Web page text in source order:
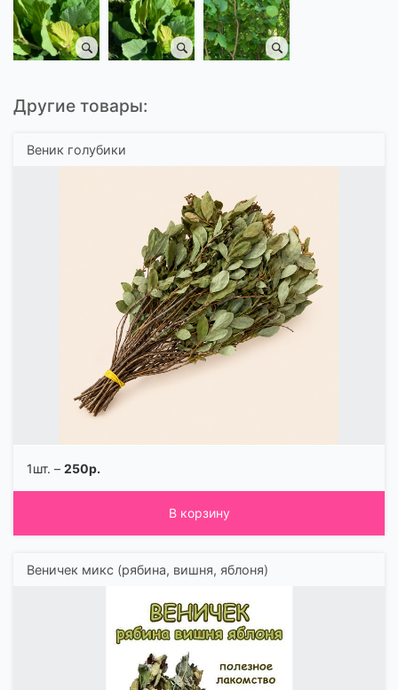
Другие товары:
Веник голубики
1шт. – 250р.
В корзину
Веничек микс (рябина, вишня, яблоня)